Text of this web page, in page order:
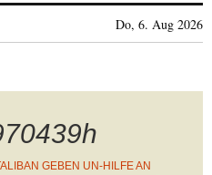
Do, 6. Aug 2026
GEBEN UN-HILFE AN